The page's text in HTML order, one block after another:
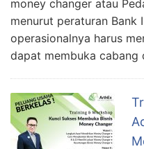
money changer atau
menurut peraturan Bank
operasionalnya harus
dapat membuka cabang